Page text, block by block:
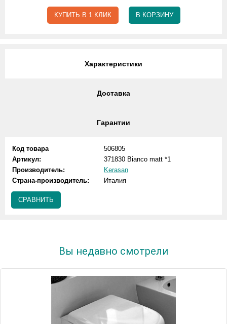
КУПИТЬ В 1 КЛИК В КОРЗИНУ
Характеристики
Доставка
Гарантии
Код товара
506805
Артикул:
371830 Bianco matt *1
Производитель:
Kerasan
Страна-производитель:
Италия
СРАВНИТЬ
Вы недавно смотрели